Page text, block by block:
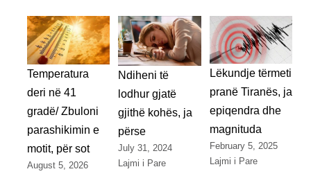
Temperatura
deri në 41
gradë/ Zbuloni
parashikimin e
motit, për sot
August 5, 2026
Ndiheni të
lodhur gjatë
gjithë kohës, ja
përse
July 31, 2024
Lajmi i Pare
Lëkundje tërmeti
pranë Tiranës, ja
epiqendra dhe
magnituda
February 5, 2025
Lajmi i Pare